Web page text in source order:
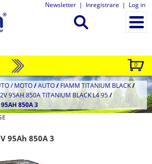
Newsletter | Inregistrare | Log in
0
/ MOTO/AUTO/ FIAMM TITANIUM BLACK/
95AH 850A TITANIUM BLACK L4 95/
850A 3
95Ah 850A 3